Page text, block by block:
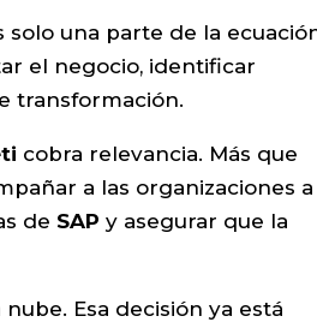
una parte de la
el negocio, identificar
transformación.
cobra relevancia. Más que
a las organizaciones a
de SAP y asegurar que la
Esa decisión ya está